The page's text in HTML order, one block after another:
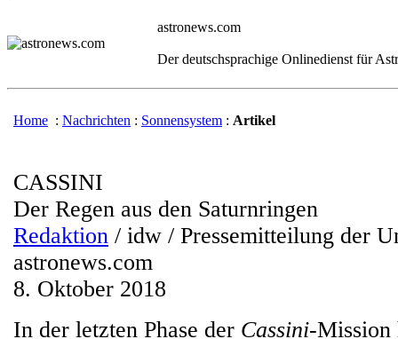
astronews.com
Der deutschsprachige Onlinedienst für
Home : Nachrichten : Sonnensystem : Artikel
CASSINI
Der Regen aus den Saturnringen
Redaktion / idw / Pressemitteilung der
astronews.com
8. Oktober 2018
In der letzten Phase der Cassini-Mission